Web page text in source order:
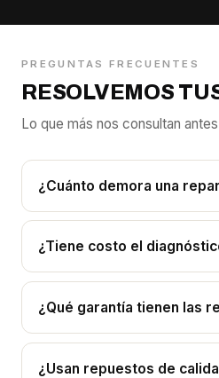
PREGUNTAS FRECUENTES
RESOLVEMOS
Lo que más nos consultan
¿Cuánto demora una
¿Tiene costo el
¿Qué garantía tienen las
¿Usan repuestos de